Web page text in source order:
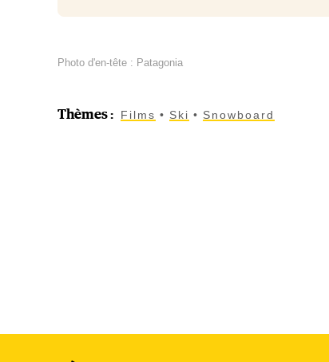
Photo d'en-tête : Patagonia
Thèmes: Films Ski Snowboard